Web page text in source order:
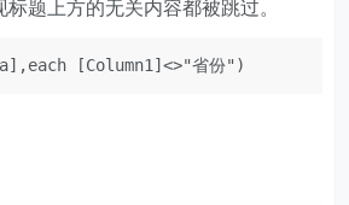
[Column1]<>"省份")